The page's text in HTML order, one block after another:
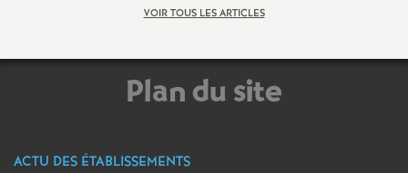
S
VOIR TOUS LES ARTICLES
Plan du site
ACTU DES ÉTABLISSEMENTS